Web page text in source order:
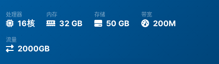
处理器
16核
内存
32 GB
存储
50 GB
带宽
200M
流量
2000GB